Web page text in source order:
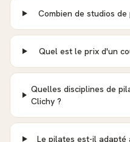
Combien de studios
Quel est le prix d'un
Quelles disciplines de
Clichy ?
Le pilates est-il adapté